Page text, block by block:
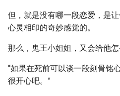
但，就是没有哪一段恋爱，是
心灵相印的奇妙感觉的。
那么，鬼王小姐姐，又会给他
“如果在死前可以谈一段刻骨铭
很开心吧。”